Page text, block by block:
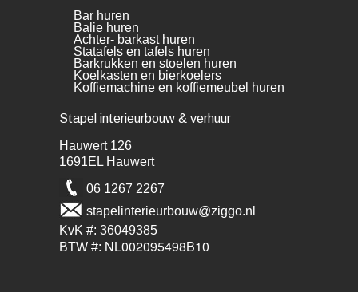
Bar huren
Balie huren
Achter- barkast huren
Statafels en tafels huren
Barkrukken en stoelen huren
Koelkasten en bierkoelers
Koffiemachine en koffiemeubel huren
Stapel interieurbouw & verhuur
Hauwert 126
1691EL Hauwert
06 1267 2267
stapelinterieurbouw@ziggo.nl
KvK #: 36049385
BTW #: NL002095498B10